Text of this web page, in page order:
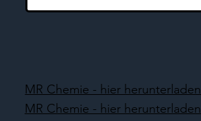
MR Chemie - hier herunterladen
MR Chemie - hier herunterladen